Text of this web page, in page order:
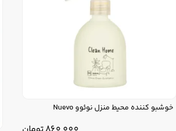
خوشبو کننده محیط منزل نوئوو Nuevo